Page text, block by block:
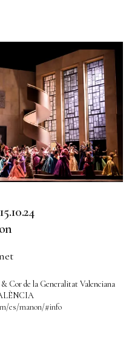
Cor de la Generalitat Valenciana
es/manon/#info